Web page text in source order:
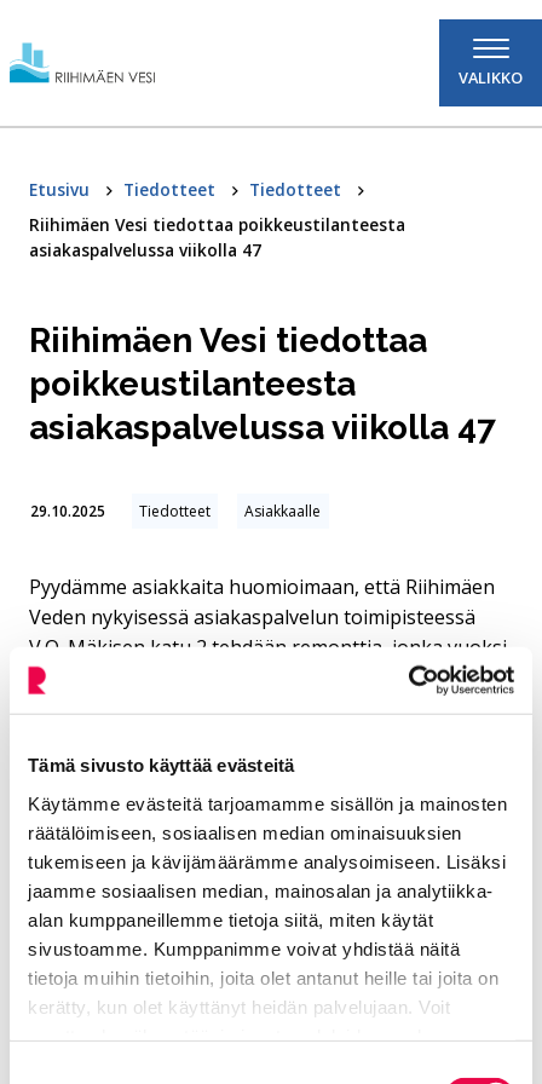
Tämä sivusto käyttää evästeitä
Käytämme evästeitä tarjoamamme sisällön ja mainosten
räätälöimiseen, sosiaalisen median ominaisuuksien
tukemiseen ja kävijämäärämme analysoimiseen. Lisäksi
jaamme sosiaalisen median, mainosalan ja analytiikka-
alan kumppaneillemme tietoja siitä, miten käytät
sivustoamme. Kumppanimme voivat yhdistää näitä
tietoja muihin tietoihin, joita olet antanut heille tai joita on
kerätty, kun olet käyttänyt heidän palvelujaan. Voit
VALIKKO
Etusivu Tiedotteet
Tiedotteet
Riihimäen Vesi tiedottaa poikkeustilanteesta
asiakaspalvelussa viikolla 47
Riihimäen Vesi tiedottaa
poikkeustilanteesta
asiakaspalvelussa viikolla 47
29.10.2025 Tiedotteet Asiakkaalle
Pyydämme asiakkaita huomioimaan, että Riihimäen
Veden nykyisessä asiakaspalvelun toimipisteessä
V.O. Mäkisen katu 2 tehdään remonttia, jonka vuoksi
asiakaspalvelu palvelee normaalin aukiolon
puitteissa ma-to 17.-20.11. ainoastaan puhelimitse p.
Jaa: Jaa Facebookissa
Jaa LinkedInissä
Jaa X:ssäJaa WhasAppissa
Kategorioiden arkisto:Tiedotteet
Avainsanat: Asiakkaalle